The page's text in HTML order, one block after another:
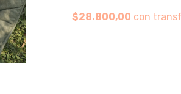
$28.800,00 con